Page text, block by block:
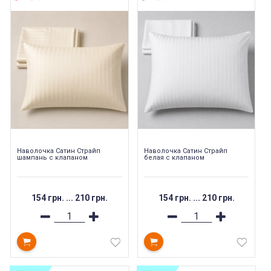
Наволочка Сатин Страйп
шампань с клапаном
154 грн. ... 210 грн.
Наволочка Сатин Страйп
белая с клапаном
154 грн. ... 210 грн.